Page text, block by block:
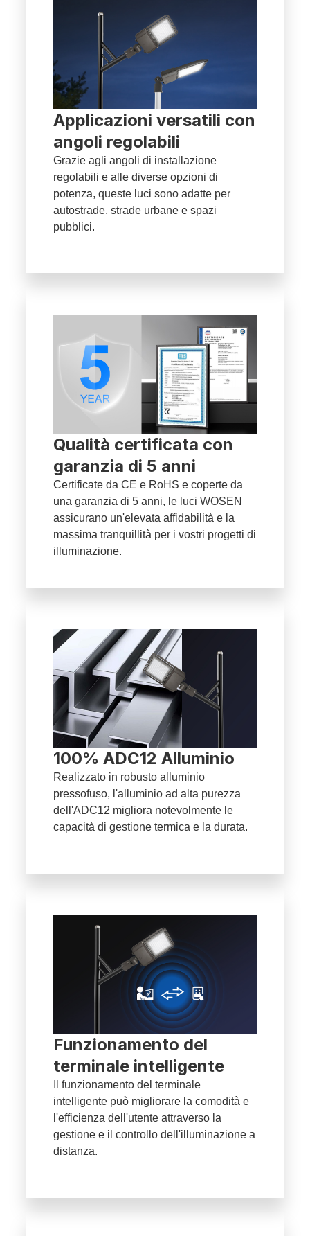
Applicazioni versatili con
angoli regolabili
Grazie agli angoli di installazione
regolabili e alle diverse opzioni di
potenza, queste luci sono adatte per
autostrade, strade urbane e spazi
pubblici.
Qualità certificata con
garanzia di 5 anni
Certificate da CE e RoHS e coperte da
una garanzia di 5 anni, le luci WOSEN
assicurano un'elevata affidabilità e la
massima tranquillità per i vostri progetti di
illuminazione.
100% ADC12 Alluminio
Realizzato in robusto alluminio
pressofuso, l'alluminio ad alta purezza
dell'ADC12 migliora notevolmente le
capacità di gestione termica e la durata.
Funzionamento del
terminale intelligente
Il funzionamento del terminale
intelligente può migliorare la comodità e
l'efficienza dell'utente attraverso la
gestione e il controllo dell'illuminazione a
distanza.